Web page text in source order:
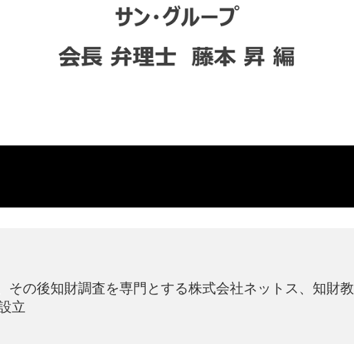
その後知財調査を専門とする株式会社ネットス、知財教
立